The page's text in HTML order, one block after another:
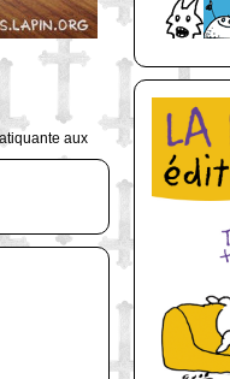
aux